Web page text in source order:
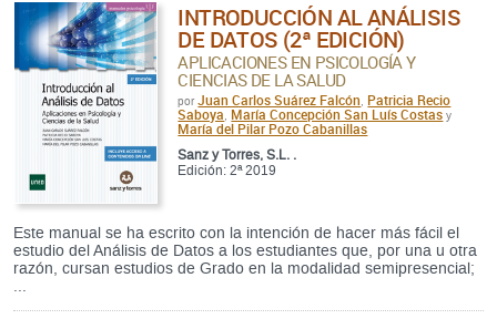
INTRODUCCIÓN AL ANÁLISIS
DE DATOS (2ª EDICIÓN)
APLICACIONES EN PSICOLOGÍA Y
CIENCIAS DE LA SALUD
porJuan Carlos Suárez Falcón Patricia Recio
Saboya María Concepción San Luís Costas y
María del Pilar Pozo Cabanillas
Sanz y Torres, S.L. .
Edición: 2ª 2019
Este manual se ha escrito con la intención de hacer más fácil el
estudio del Análisis de Datos a los estudiantes que, por una u otra
razón, cursan estudios de Grado en la modalidad semipresencial;